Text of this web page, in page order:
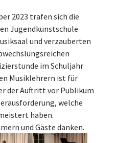
2023 trafen sich die
Jugendkunstschule
und verzauberten
im Schuljahr
Musiklehrern ist für
der Auftritt vor Publikum
welche
haben.
und Gäste danken.